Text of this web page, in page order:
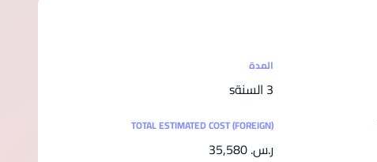
المدة
3 السنةs
TOTAL ESTIMATED COST (FOREIGN)
ر.س.‏ 35,580